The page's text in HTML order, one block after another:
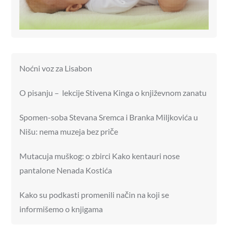
Noćni voz za Lisabon
O pisanju – lekcije Stivena Kinga o književnom zanatu
Spomen-soba Stevana Sremca i Branka Miljkovića u
Nišu: nema muzeja bez priče
Mutacuja muškog: o zbirci Kako kentauri nose
pantalone Nenada Kostića
Kako su podkasti promenili način na koji se
informišemo o knjigama